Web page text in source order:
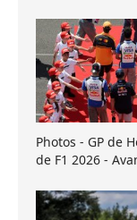
Photos - GP de
de F1 2026 -